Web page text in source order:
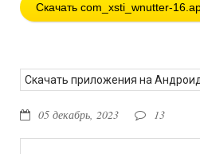
Скачать com_xsti_wnutter-
Скачать приложения на
05 декабрь, 2023 13